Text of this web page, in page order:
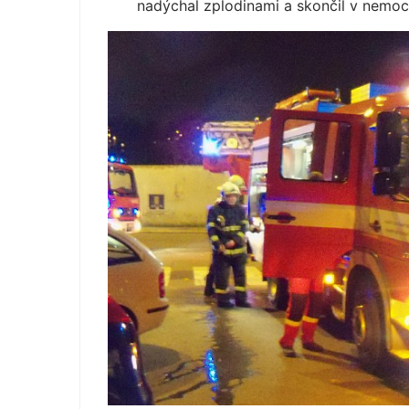
nadýchal zplodinami a skončil v